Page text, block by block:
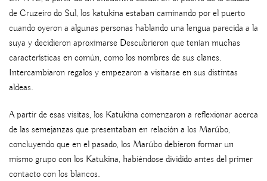
de Cruzeiro do Sul, los katukina estaban caminando por el puerto
cuando oyeron a algunas personas hablando una lengua parecida a la
suya y decidieron aproximarse Descubrieron que tenían muchas
características en común, como los nombres de sus clanes.
Intercambiaron regalos y empezaron a visitarse en sus distintas
aldeas.
A partir de esas visitas, los Katukina comenzaron a reflexionar acerca
de las semejanzas que presentaban en relación a los Marúbo,
concluyendo que en el pasado, los Marúbo debieron formar un
mismo grupo con los Katukina, habiéndose dividido antes del primer
contacto con los blancos.